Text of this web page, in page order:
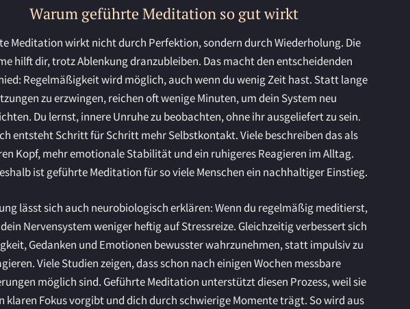
Warum geführte Meditation so gut wirkt
Meditation wirkt nicht durch Perfektion, sondern durch Wiederholung. Die
hilft dir, trotz Ablenkung dranzubleiben. Das macht den entscheidenden
Regelmäßigkeit wird möglich, auch wenn du wenig Zeit hast. Statt lange
zu erzwingen, reichen oft wenige Minuten, um dein System neu
Du lernst, innere Unruhe zu beobachten, ohne ihr ausgeliefert zu sein.
entsteht Schritt für Schritt mehr Selbstkontakt. Viele beschreiben das als
Kopf, mehr emotionale Stabilität und ein ruhigeres Reagieren im Alltag.
ist geführte Meditation für so viele Menschen ein nachhaltiger Einstieg.
lässt sich auch neurobiologisch erklären: Wenn du regelmäßig meditierst,
Nervensystem weniger heftig auf Stressreize. Gleichzeitig verbessert sich
Gedanken und Emotionen bewusster wahrzunehmen, statt impulsiv zu
Viele Studien zeigen, dass schon nach einigen Wochen messbare
möglich sind. Geführte Meditation unterstützt diesen Prozess, weil sie
klaren Fokus vorgibt und dich durch schwierige Momente trägt. So wird aus